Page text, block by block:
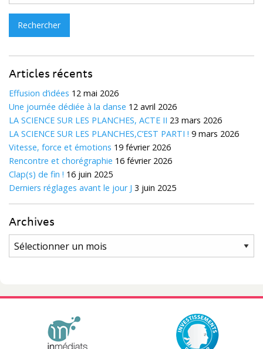
Articles récents
Effusion d’idées 12 mai 2026
Une journée dédiée à la danse 12 avril 2026
LA SCIENCE SUR LES PLANCHES, ACTE II 23 mars 2026
LA SCIENCE SUR LES PLANCHES,C’EST PARTI ! 9 mars 2026
Vitesse, force et émotions 19 février 2026
Rencontre et chorégraphie 16 février 2026
Clap(s) de fin ! 16 juin 2025
Derniers réglages avant le jour J 3 juin 2025
Archives
Archives